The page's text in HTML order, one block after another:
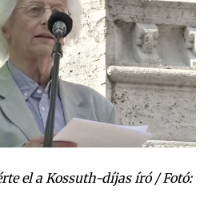
el a Kossuth-díjas író / Fotó: